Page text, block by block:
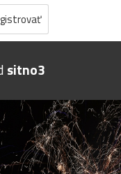
sitno3